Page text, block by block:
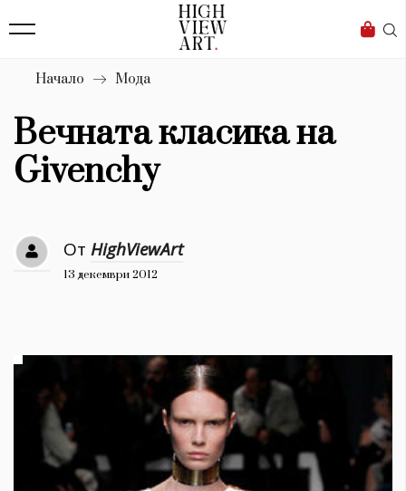
Бизнес
Мода
Dialogue
Изкуство
4340
Красота
777
Книги
30+
Гурме
Начало Мода
Вечната класика на
Givenchy
От HighViewArt
13 декември 2012